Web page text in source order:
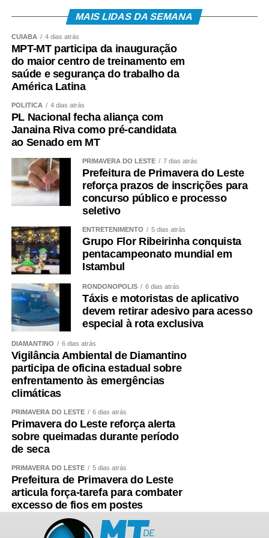
Secretário Executivo da Copsfid, Flávio Vieira, do Auditor
e Secretário Adjunto do Núcleo de Políticas Públicas do
TCE/MT, Joel Bino, do presidente da Fecomércio, Tião da
Zaeli, da Deputada Estadual Janaína Riva, do secretário-
adjunto de Turismo do Estado, Luis Carlos Nigro, e do
Prefeito de Diamantino, Chico Mendes.
COMENTE ABAIXO:
WhatsApp
Facebook
Twitter
MAIS LIDAS DA SEMANA
CUIABÁ 4 dias atrás
MPT-MT participa da inauguração
do maior centro de treinamento em
saúde e segurança do trabalho da
América Latina
POLÍTICA 4 dias atrás
PL Nacional fecha aliança com
Janaina Riva como pré-candidata
ao Senado em MT
PRIMAVERA DO LESTE 7 dias atrás
Prefeitura de Primavera do Leste
reforça prazos de inscrições para
concurso público e processo
seletivo
ENTRETENIMENTO 5 dias atrás
Grupo Flor Ribeirinha conquista
pentacampeonato mundial em
Istambul
RONDONÓPOLIS 6 dias atrás
Táxis e motoristas de aplicativo
devem retirar adesivo para acesso
especial à rota exclusiva
DIAMANTINO 6 dias atrás
Vigilância Ambiental de Diamantino
participa de oficina estadual sobre
enfrentamento às emergências
climáticas
PRIMAVERA DO LESTE 6 dias atrás
Primavera do Leste reforça alerta
sobre queimadas durante período
de seca
PRIMAVERA DO LESTE 5 dias atrás
Prefeitura de Primavera do Leste
articula força-tarefa para combater
excesso de fios em postes